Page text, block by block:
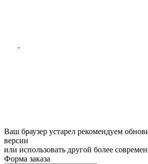
Ваш браузер устарел рекомендуем
версии
или использовать другой более
Форма заказа